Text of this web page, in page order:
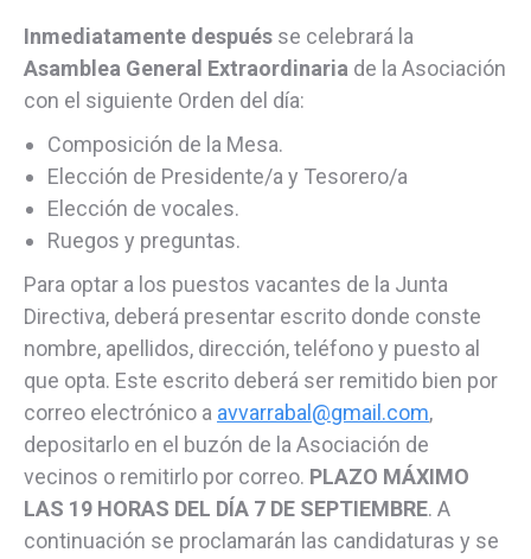
Inmediatamente después se celebrará la
Asamblea General Extraordinaria de la Asociación
con el siguiente Orden del día:
Composición de la Mesa.
Elección de Presidente/a y Tesorero/a
Elección de vocales.
Ruegos y preguntas.
Para optar a los puestos vacantes de la Junta
Directiva, deberá presentar escrito donde conste
nombre, apellidos, dirección, teléfono y puesto al
que opta. Este escrito deberá ser remitido bien por
correo electrónico a avvarrabal@gmail.com,
depositarlo en el buzón de la Asociación de
vecinos o remitirlo por correo. PLAZO MÁXIMO
LAS 19 HORAS DEL DÍA 7 DE SEPTIEMBRE. A
continuación se proclamarán las candidaturas y se